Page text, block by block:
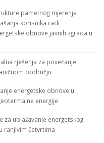
pametnog mjerenja i
korisnika radi
obnove javnih zgrada u
rješenja za povećanje
području
energetske obnove u
energije
za ublažavanje energetskog
ranjivim četvrtima